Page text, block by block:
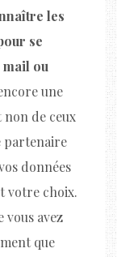
les
se
ou
une
de ceux
partenaire
données
votre choix.
vous avez
que